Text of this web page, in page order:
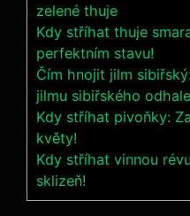
zelené thuje
Kdy stříhat thuje
perfektním stavu!
Čím hnojit jilm
jilmu sibiřského
Kdy stříhat pivoňky:
květy!
Kdy stříhat vinnou
sklizeň!